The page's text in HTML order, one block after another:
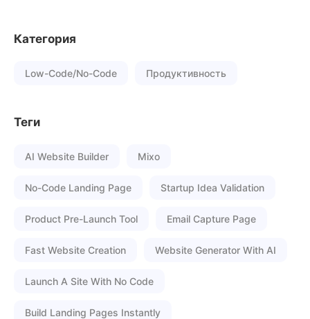
Категория
Low-Code/No-Code Продуктивность
Теги
AI Website Builder Mixo
No-Code Landing Page Startup Idea Validation
Product Pre-Launch Tool Email Capture Page
Fast Website Creation Website Generator With AI
Launch A Site With No Code
Build Landing Pages Instantly